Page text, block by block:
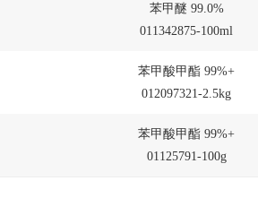
苯甲醚 99.0%
011342875-100ml
苯甲酸甲酯 99%+
012097321-2.5kg
苯甲酸甲酯 99%+
01125791-100g